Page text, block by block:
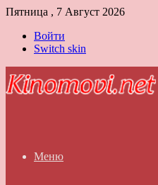
Пятница , 7 Август 2026
Войти
Switch skin
Меню